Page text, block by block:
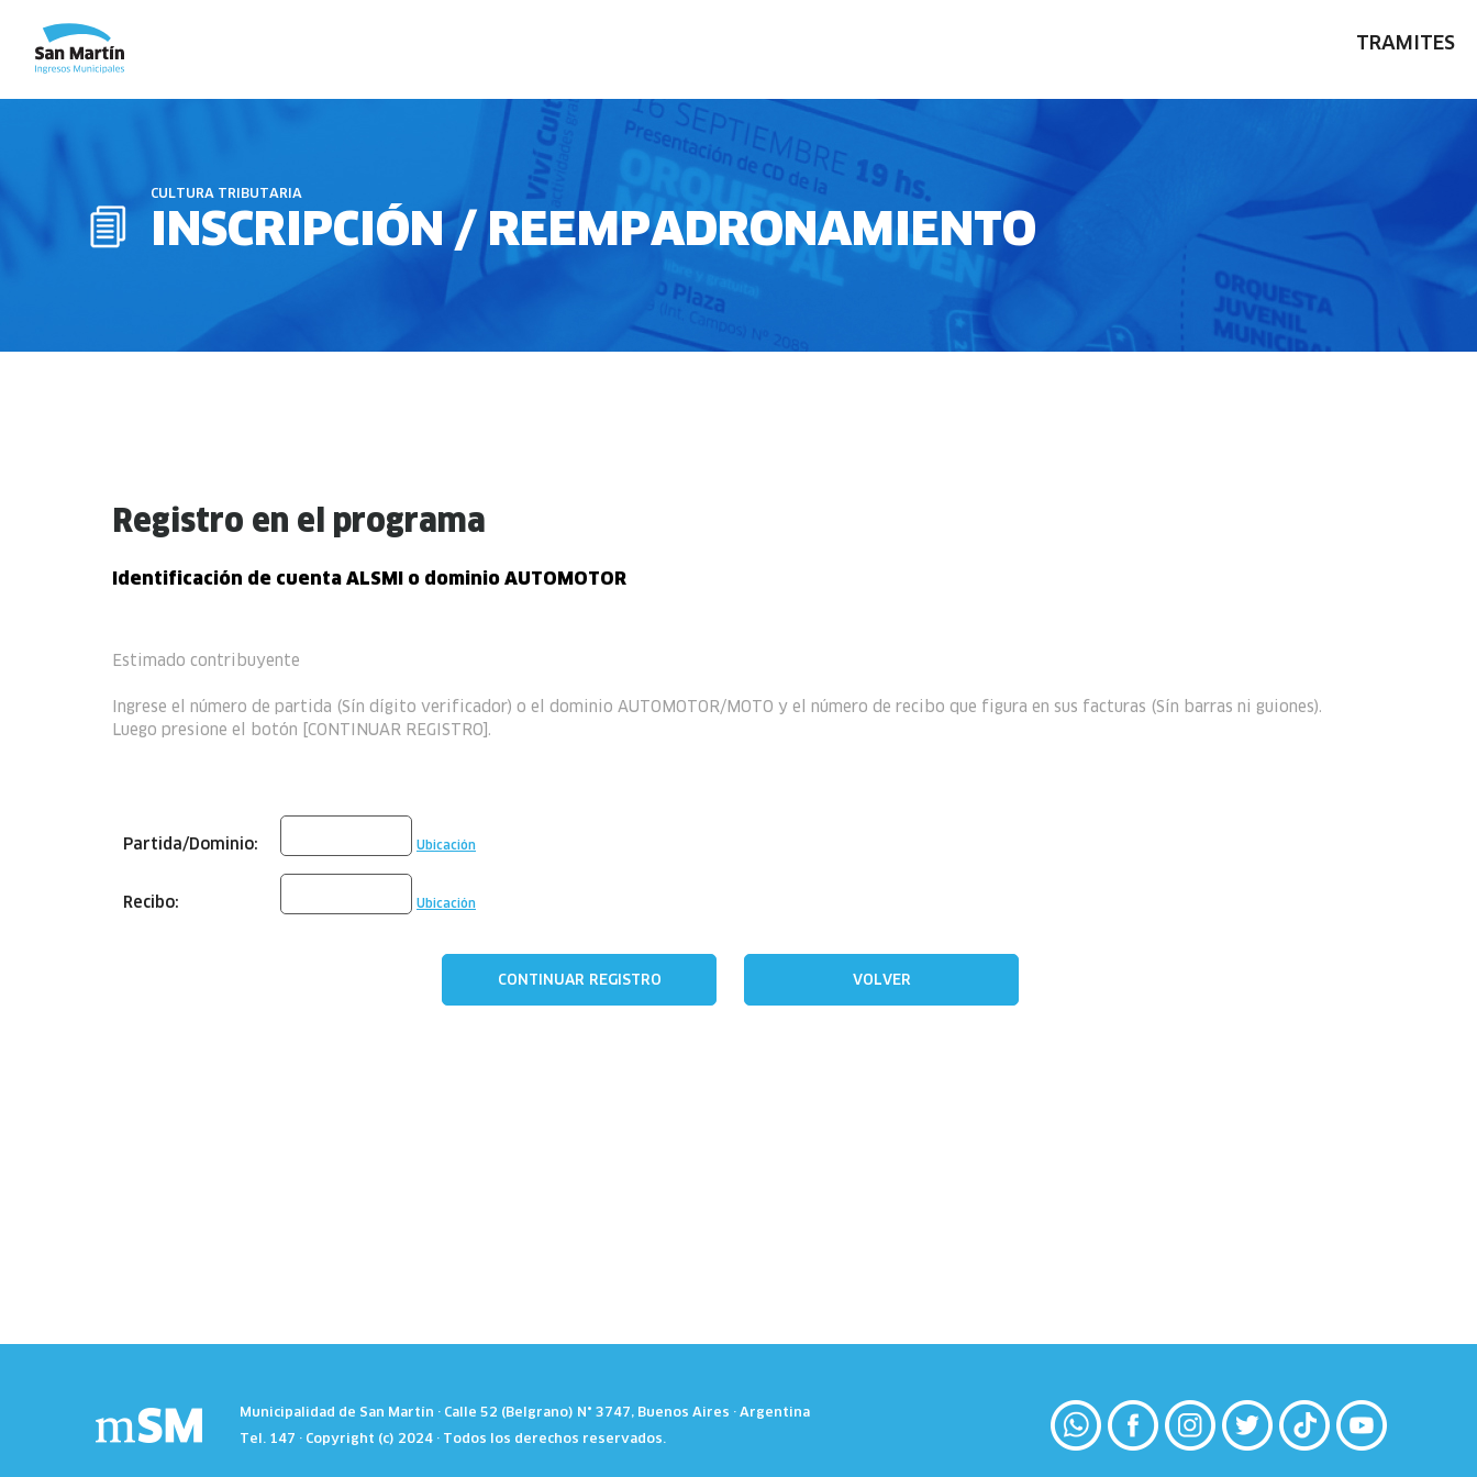
TRAMITES
CULTURA TRIBUTARIA
INSCRIPCIÓN / REEMPADRONAMIENTO
Registro en el programa
Identificación de cuenta ALSMI o dominio AUTOMOTOR
Estimado contribuyente
Ingrese el número de partida (Sín dígito verificador) o el dominio AUTOMOTOR/MOTO y el número de recibo que figura en sus facturas (Sín barras ni guiones).
Luego presione el botón [CONTINUAR REGISTRO].
Partida/Dominio: Ubicación
Recibo: Ubicación
Municipalidad de San Martín · Calle 52 (Belgrano) N° 3747, Buenos Aires · Argentina
Tel. 147 · Copyright (c) 2024 · Todos los derechos reservados.